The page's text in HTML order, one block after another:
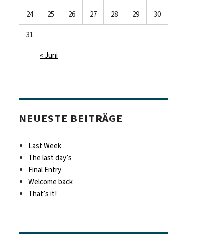
24 25 26 27 28 29 30
31
« Juni
NEUESTE BEITRÄGE
Last Week
The last day’s
Final Entry
Welcome back
That’s it!